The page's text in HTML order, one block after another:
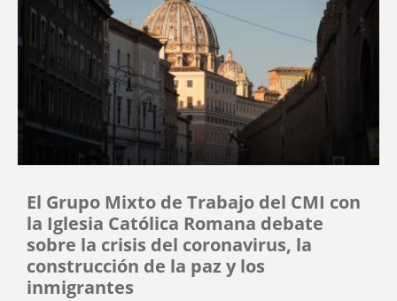
El Grupo Mixto de Trabajo del CMI con
la Iglesia Católica Romana debate
sobre la crisis del coronavirus, la
construcción de la paz y los
inmigrantes